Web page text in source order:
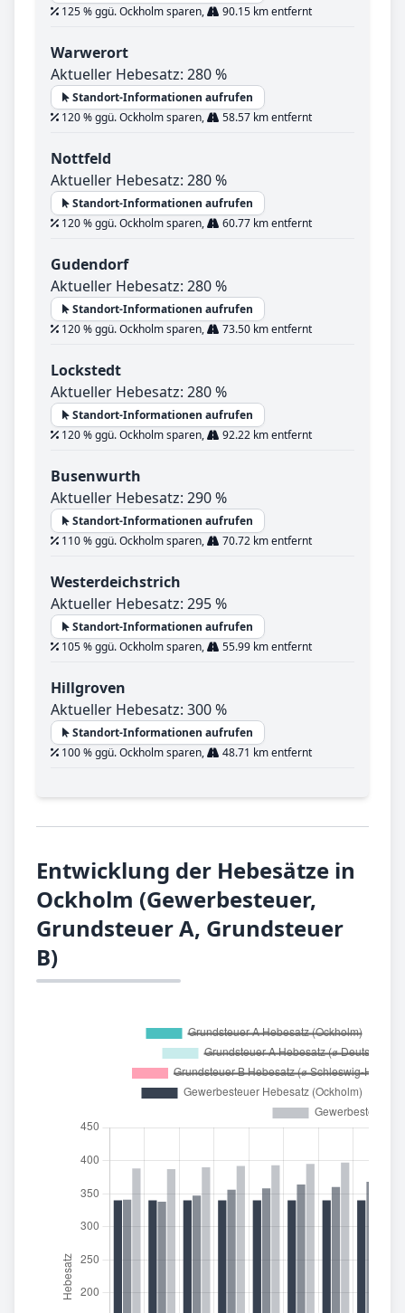
125 % ggü. Ockholm sparen,
90.15 km entfernt
Warwerort
Aktueller Hebesatz: 280 %
Standort-Informationen aufrufen
120 % ggü. Ockholm sparen,
58.57 km entfernt
Nottfeld
Aktueller Hebesatz: 280 %
Standort-Informationen aufrufen
120 % ggü. Ockholm sparen,
60.77 km entfernt
Gudendorf
Aktueller Hebesatz: 280 %
Standort-Informationen aufrufen
120 % ggü. Ockholm sparen,
73.50 km entfernt
Lockstedt
Aktueller Hebesatz: 280 %
Standort-Informationen aufrufen
120 % ggü. Ockholm sparen,
92.22 km entfernt
Busenwurth
Aktueller Hebesatz: 290 %
Standort-Informationen aufrufen
110 % ggü. Ockholm sparen,
70.72 km entfernt
Westerdeichstrich
Aktueller Hebesatz: 295 %
Standort-Informationen aufrufen
105 % ggü. Ockholm sparen,
55.99 km entfernt
Hillgroven
Aktueller Hebesatz: 300 %
Standort-Informationen aufrufen
100 % ggü. Ockholm sparen,
48.71 km entfernt
Entwicklung der Hebesätze in
Ockholm (Gewerbesteuer,
Grundsteuer A, Grundsteuer
B)